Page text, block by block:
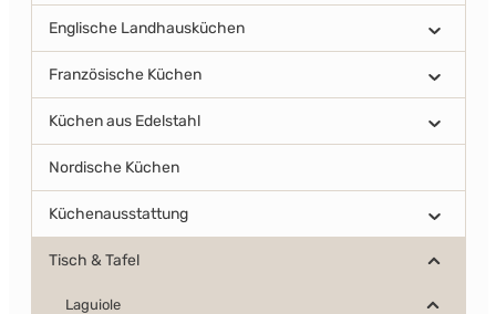
Englische Landhausküchen
Französische Küchen
Küchen aus Edelstahl
Nordische Küchen
Küchenausstattung
Tisch & Tafel
Laguiole